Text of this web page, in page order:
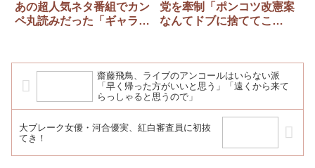
あの超人気ネタ番組でカン
ペ丸読みだった「ギャラも
党を牽制「ポンコツ改憲案
なんてドブに捨ててこ
齋藤飛鳥、ライブのアンコールはいらない派
「早く帰った方がいいと思う」「遠くから来て
らっしゃると思うので」
大ブレーク女優・河合優実、紅白審査員に初抜
てき！